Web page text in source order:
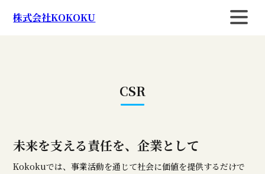
株式会社KOKOKU
CSR
未来を支える責任を、企業として
Kokokuでは、事業活動を通じて社会に価値を提供するだけで